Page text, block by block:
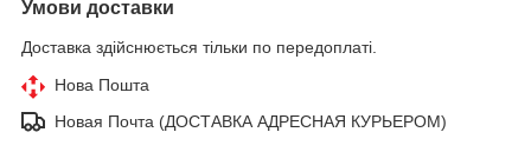
Умови доставки
Доставка здійснюється тільки по передоплаті.
Нова Пошта
Новая Почта (ДОСТАВКА АДРЕСНАЯ КУРЬЕРОМ)